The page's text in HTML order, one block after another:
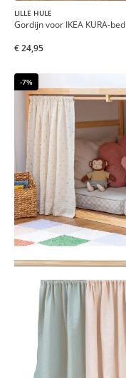
LILLE HULE
Gordijn voor IKEA KURA-bed
€ 24,95
-7%